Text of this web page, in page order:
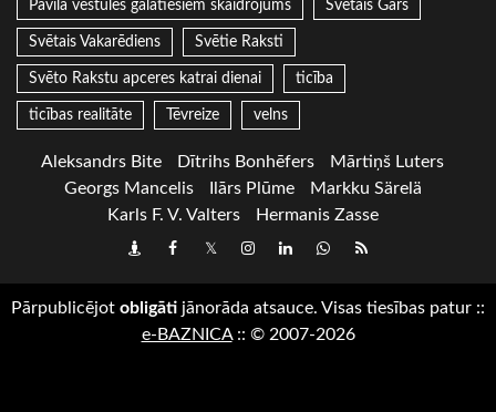
Pāvila vēstules galatiešiem skaidrojums Svētais Gars
Svētais Vakarēdiens Svētie Raksti
Svēto Rakstu apceres katrai dienai ticība
ticības realitāte Tēvreize velns
Aleksandrs Bite Dītrihs Bonhēfers
Mārtiņš Luters
Georgs Mancelis
Ilārs Plūme
Markku Särelä
Karls F. V. Valters
Hermanis Zasse
DraugiemFacebook
TwitterInstagram
LinkedInwhatsapp
RSS
Pārpublicējot obligāti jānorāda atsauce. Visas tiesības patur ::
e-BAZNICA:: © 2007-2026